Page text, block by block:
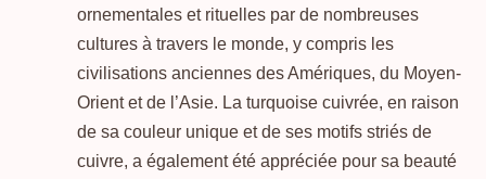
Rhodonite, Pierre d’équilibre
Rubis, Pierre de passion
Rubis zoisite sur anyolite, Pierre de vitalité
ornementales et rituelles par de nombreuses
cultures à travers le monde, y compris les
civilisations anciennes des Amériques, du Moyen-
Orient et de l’Asie. La turquoise cuivrée, en raison
de sa couleur unique et de ses motifs striés de
cuivre, a également été appréciée pour sa beauté